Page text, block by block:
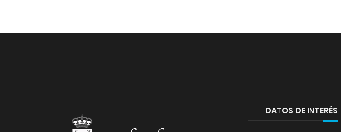
DATOS DE INTERÉS